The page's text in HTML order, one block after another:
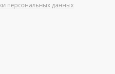
персональных данных